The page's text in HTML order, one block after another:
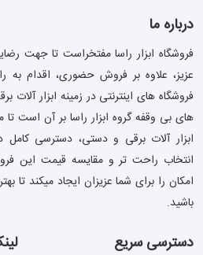
درباره ما
فروشگاه ابزار راسا مفتخراست تا جهت
عزیز، علاوه بر فروش حضوری، اقدام به
فروشگاه های اینترنتی در زمینه ابزار
های بی وقفه گروه ابزار راسا بر آن است تا
ابزار آلات برقی و دستی، دسترسی
انتخاب راحت تر و مقایسه قیمت این
امکان را برای شما عزیزان ایجاد میکند تا
باشید.
دسترسی سریع